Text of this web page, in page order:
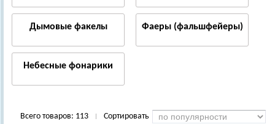
Дымовые факелы Фаеры (фальшфейеры)
Небесные фонарики
Всего товаров: 113 Сортировать